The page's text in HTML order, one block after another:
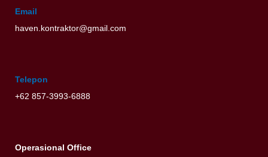
Email
haven.kontraktor@gmail.com
Telepon
+62 857-3993-6888
Operasional Office